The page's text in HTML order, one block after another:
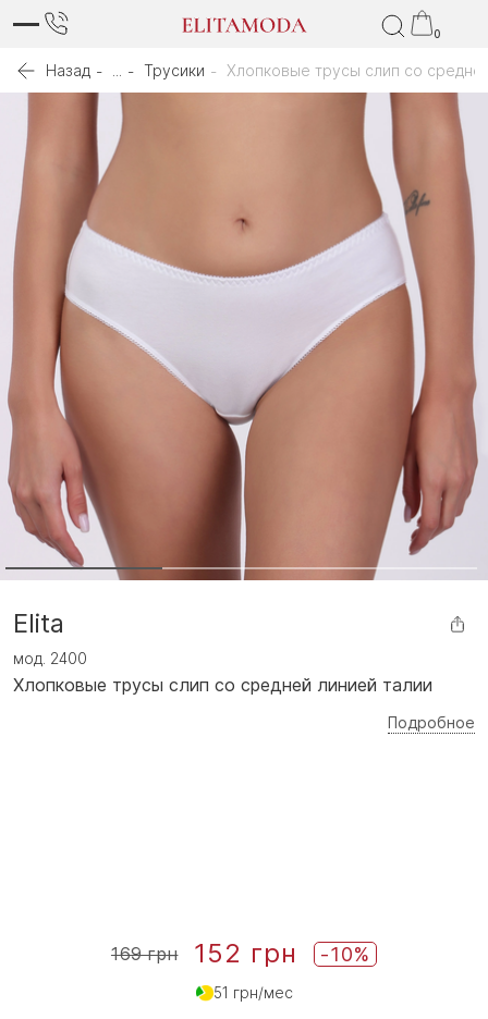
0
Назад Трусики Хлопковые трусы слип со
Elita
мод. 2400
Хлопковые трусы слип со средней линией талии
Подробное
169 грн 152 грн -10%
51 грн/мес